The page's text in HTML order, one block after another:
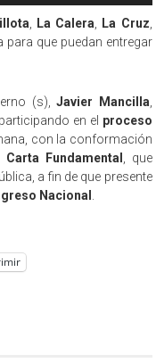
La Calera La Cruz
para que puedan entregar
(s),Javier Mancilla
en el proceso
con la conformación
Carta Fundamental
, que
a fin de que presente
Nacional